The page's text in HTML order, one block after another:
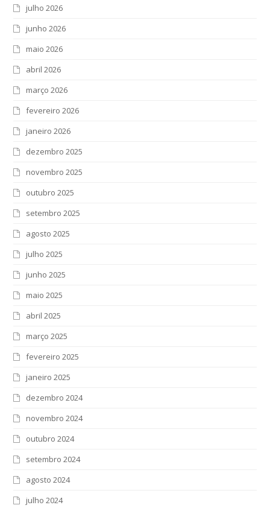
julho 2026
junho 2026
maio 2026
abril 2026
março 2026
fevereiro 2026
janeiro 2026
dezembro 2025
novembro 2025
outubro 2025
setembro 2025
agosto 2025
julho 2025
junho 2025
maio 2025
abril 2025
março 2025
fevereiro 2025
janeiro 2025
dezembro 2024
novembro 2024
outubro 2024
setembro 2024
agosto 2024
julho 2024